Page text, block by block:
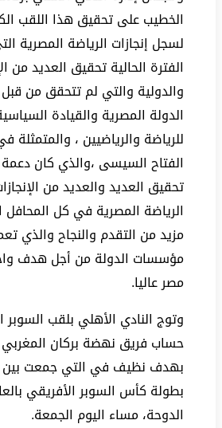
الخطيب على تحقيق هذا اللقب
لسجل إنجازات الرياضة المصرية
الفترة الحالية تحقيق العديد من
والدولية والتي لم تتحقق من
الدولة المصرية والقيادة
للرياضة والرياضيين ، والمتمثلة
الفتاح السيسى ،والذي كان
تحقيق العديد والعديد من
الرياضة المصرية في كل المحافل
مزيد من التقدم والنجاح والذي
مؤسسات الدولة من أجل هدف
مصر عاليا.
وتوج النادي الأهلي بلقب
حساب فريق نهضة بركان المغربي
بهدف نظيف في التي جمعت بين
بطولة كأس السوبر الأفريقي
الدوحة، مساء اليوم الجمعة.